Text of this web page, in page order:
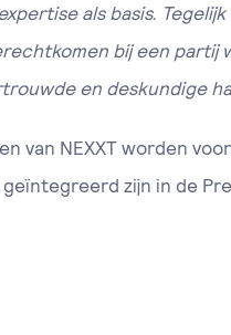
als basis.
bij een
en deskundige
van NEXXT worden
zijn in de